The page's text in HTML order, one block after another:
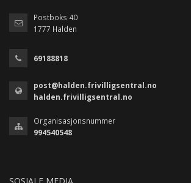
Postboks 40
1777 Halden
69188818
post@halden.frivilligsentral.no
halden.frivilligsentral.no
Organisasjonsnummer
994540548